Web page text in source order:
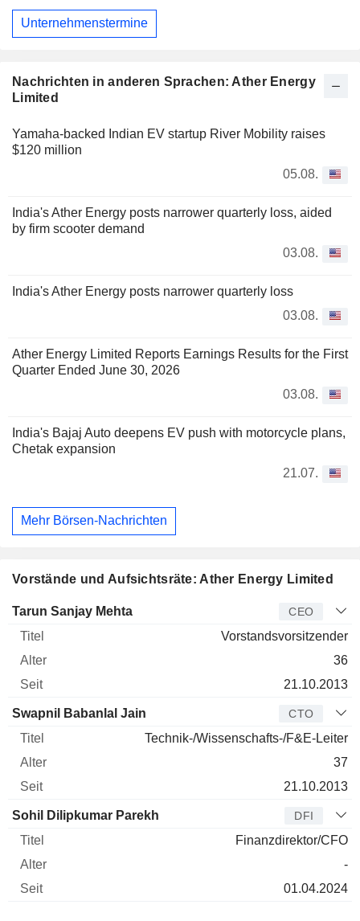
Nachrichten in anderen Sprachen: Ather Energy
Limited
Yamaha-backed Indian EV startup River Mobility raises
$120 million
05.08.
India's Ather Energy posts narrower quarterly loss, aided
by firm scooter demand
03.08.
India's Ather Energy posts narrower quarterly loss
03.08.
Ather Energy Limited Reports Earnings Results for the First
Quarter Ended June 30, 2026
03.08.
India's Bajaj Auto deepens EV push with motorcycle plans,
Chetak expansion
21.07.
Mehr Börsen-Nachrichten
Vorstände und Aufsichtsräte: Ather Energy Limited
Manager Titel Alter
Tarun Sanjay Mehta CEO
Vorstandsvorsitzender
36
21.10.2013
Swapnil Babanlal Jain CTO
Technik-/Wissenschafts-/F&E-Leiter
37
21.10.2013
Sohil Dilipkumar Parekh DFI
Finanzdirektor/CFO
-
01.04.2024
Unternehmenstermine